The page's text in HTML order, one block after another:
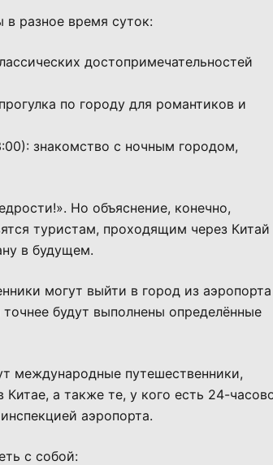
в разное время суток:
достопримечательностей
по городу для романтиков и
знакомство с ночным городом,
Но объяснение, конечно,
туристам, проходящим через Китай
в будущем.
могут выйти в город из
будут выполнены определённые
международные путешественники,
а также те, у кого есть 24-
аэропорта.
с собой: